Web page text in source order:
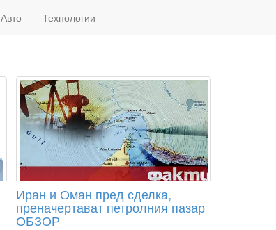
Авто Технологии
Иран и Оман пред сделка,
преначертават петролния пазар
ОБЗОР